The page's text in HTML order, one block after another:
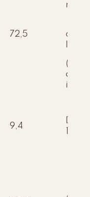
72,5
9,4